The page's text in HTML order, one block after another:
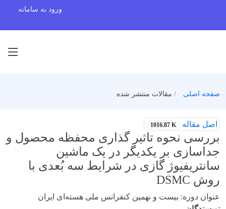
ورود به سامانه
صفحه اصلی مقالات منتشر شده
اصل مقاله 1016.87 K
بررسی نحوه تاثیر گذاری محفظه محصول و
جداسازی بر یکدیگر در یک ماشین
سانتریفیوژ گازی در شرایط سه بُعدی با
روش DSMC
عنوان دوره: بیست و نهمین کنفرانس ملی هسته‌ای ایران